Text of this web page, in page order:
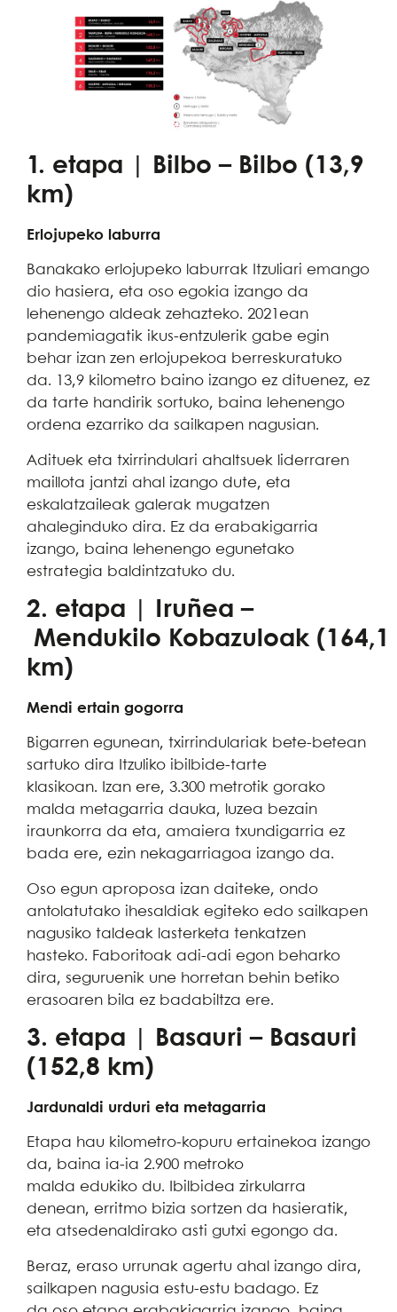
1. etapa | Bilbo – Bilbo (13,9
km)
Erlojupeko laburra
Banakako erlojupeko laburrak Itzuliari emango
dio hasiera, eta oso egokia izango da
lehenengo aldeak zehazteko. 2021ean
pandemiagatik ikus-entzulerik gabe egin
behar izan zen erlojupekoa berreskuratuko
da. 13,9 kilometro baino izango ez dituenez, ez
da tarte handirik sortuko, baina lehenengo
ordena ezarriko da sailkapen nagusian.
Adituek eta txirrindulari ahaltsuek liderraren
maillota jantzi ahal izango dute, eta
eskalatzaileak galerak mugatzen
ahaleginduko dira. Ez da erabakigarria
izango, baina lehenengo egunetako
estrategia baldintzatuko du.
2. etapa | Iruñea –
Mendukilo Kobazuloak (164,1
km)
Mendi ertain gogorra
Bigarren egunean, txirrindulariak bete-betean
sartuko dira Itzuliko ibilbide-tarte
klasikoan. Izan ere, 3.300 metrotik gorako
malda metagarria dauka, luzea bezain
iraunkorra da eta, amaiera txundigarria ez
bada ere, ezin nekagarriagoa izango da.
Oso egun aproposa izan daiteke, ondo
antolatutako ihesaldiak egiteko edo sailkapen
nagusiko taldeak lasterketa tenkatzen
hasteko. Faboritoak adi-adi egon beharko
dira, seguruenik une horretan behin betiko
erasoaren bila ez badabiltza ere.
3. etapa | Basauri – Basauri
(152,8 km)
Jardunaldi urduri eta metagarria
Etapa hau kilometro-kopuru ertainekoa izango
da, baina ia-ia 2.900 metroko
malda edukiko du. Ibilbidea zirkularra
denean, erritmo bizia sortzen da hasieratik,
eta atsedenaldirako asti gutxi egongo da.
Beraz, eraso urrunak agertu ahal izango dira,
sailkapen nagusia estu-estu badago. Ez